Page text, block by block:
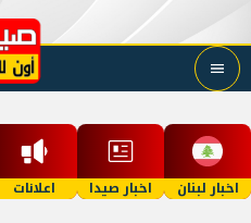
اخبار لبنان اخبار صيدا اعلانات